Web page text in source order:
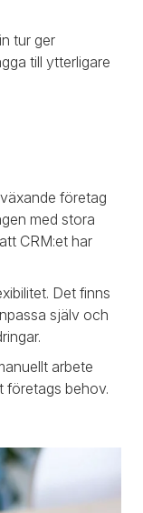
tur ger
till ytterligare
företag
med stora
CRM:et har
Det finns
själv och
arbete
företags behov.